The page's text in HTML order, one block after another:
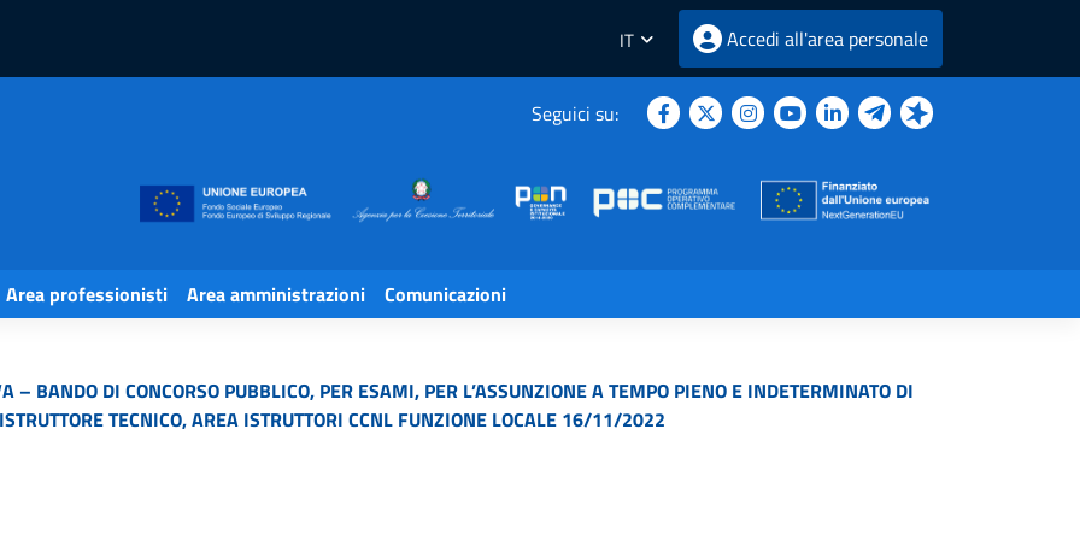
IT Accedi all'area personale
Seguici su:
Area professionisti Area amministrazioni Comunicazioni
– BANDO DI CONCORSO PUBBLICO, PER ESAMI, PER L’ASSUNZIONE A TEMPO PIENO E INDETERMINATO DI
TECNICO, AREA ISTRUTTORI CCNL FUNZIONE LOCALE 16/11/2022